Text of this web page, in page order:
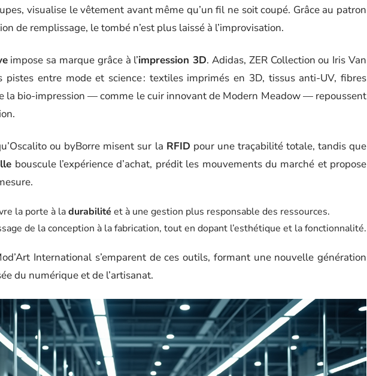
visualise le vêtement avant même qu’un fil ne soit coupé. Grâce au patron
de remplissage, le tombé n’est plus laissé à l’improvisation.
impose sa marque grâce à l’impression 3D. Adidas, ZER Collection ou Iris Van
pistes entre mode et science : textiles imprimés en 3D, tissus anti-UV, fibres
la bio-impression — comme le cuir innovant de Modern Meadow — repoussent
ou byBorre misent sur la RFID pour une traçabilité totale, tandis que
bouscule l’expérience d’achat, prédit les mouvements du marché et propose
la porte à ladurabilité et à une gestion plus responsable des ressources.
de la conception à la fabrication, tout en dopant l’esthétique et la fonctionnalité.
International s’emparent de ces outils, formant une nouvelle génération
du numérique et de l’artisanat.